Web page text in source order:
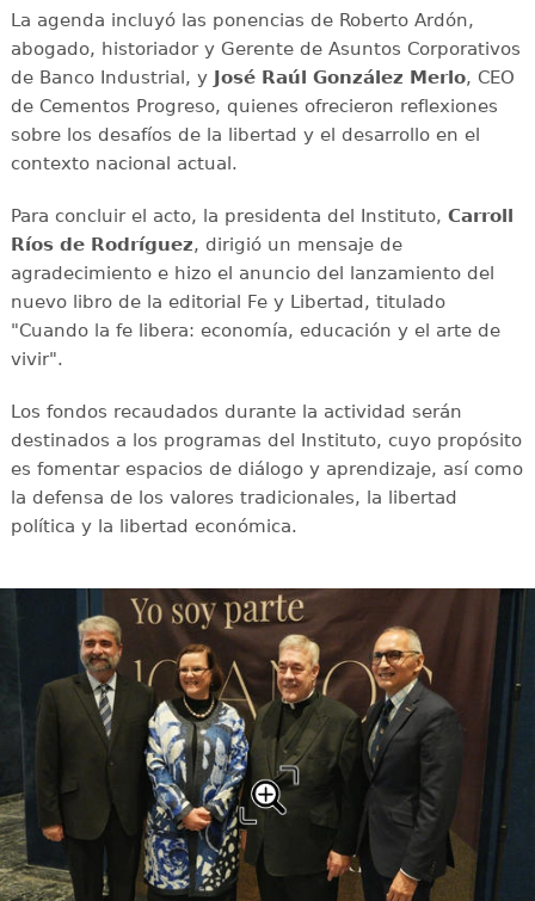
La agenda incluyó las ponencias de Roberto Ardón,
abogado, historiador y Gerente de Asuntos Corporativos
de Banco Industrial, y
José Raúl González Merlo, CEO
de Cementos Progreso, quienes ofrecieron reflexiones
sobre los desafíos de la libertad y el desarrollo en el
contexto nacional actual.
Para concluir el acto, la presidenta del Instituto, Carroll
Ríos de Rodríguez, dirigió un mensaje de
agradecimiento e hizo el anuncio del lanzamiento del
nuevo libro de la editorial Fe y Libertad, titulado
"Cuando la fe libera: economía, educación y el arte de
vivir".
Los fondos recaudados durante la actividad serán
destinados a los programas del Instituto, cuyo propósito
es fomentar espacios de diálogo y aprendizaje, así como
la defensa de los valores tradicionales, la libertad
política y la libertad económica.